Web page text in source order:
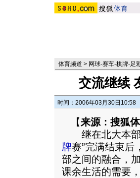
体育频道 > 网球-赛车-棋牌-足
交流继续
时间：2006年03月30日10:58
【来源：搜狐
继在北大本部
牌赛”完满结束后
部之间的融合，
课余生活的需要